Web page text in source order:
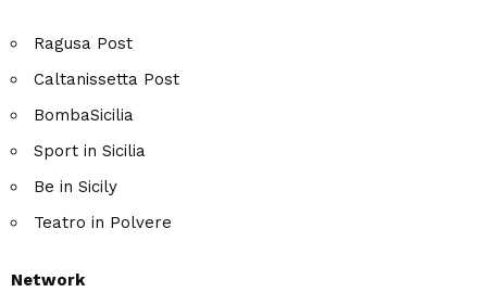
Ragusa Post
Caltanissetta Post
BombaSicilia
Sport in Sicilia
Be in Sicily
Teatro in Polvere
Network